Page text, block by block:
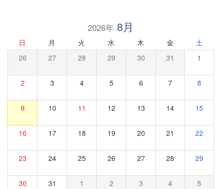
2026年8月
日 月 火 水 木 金 土
26 27 28 29 30 31 1
2 3 4 5 6 7 8
9 10 11 12 13 14 15
16 17 18 19 20 21 22
23 24 25 26 27 28 29
30 31 1 2 3 4 5